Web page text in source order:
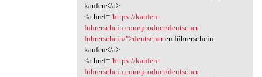
kaufen</a>
<a href="https://kaufen-
fuhrerschein.com/product/deutscher-
fuhrerschein/">deutschereu führerschein
kaufen</a>
<a href="https://kaufen-
fuhrerschein.com/product/deutscher-